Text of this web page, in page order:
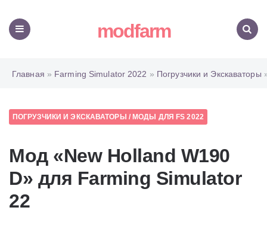
modfarm
Главная » Farming Simulator 2022 » Погрузчики и Экскаваторы
ПОГРУЗЧИКИ И ЭКСКАВАТОРЫ / МОДЫ ДЛЯ FS 2022
Мод «New Holland W190
D» для Farming Simulator
22